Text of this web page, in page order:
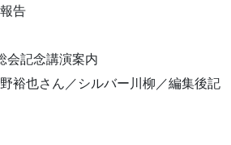
告
会記念講演案内
裕也さん／シルバー川柳／編集後記